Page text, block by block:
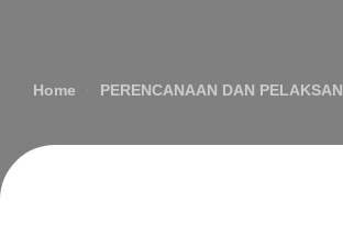
Home PERENCANAAN DAN